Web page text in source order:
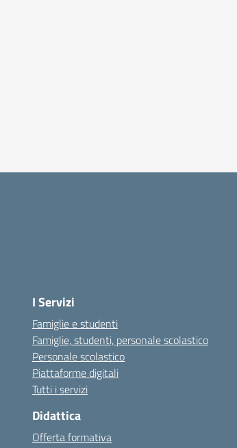
I Servizi
Famiglie e studenti
Famiglie, studenti, personale scolastico
Personale scolastico
Piattaforme digitali
Tutti i servizi
Didattica
Offerta formativa